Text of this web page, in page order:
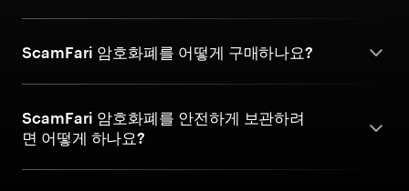
ScamFari 암호화폐를 어떻게 구매하나요?
ScamFari 암호화폐를 안전하게 보관하려
면 어떻게 하나요?